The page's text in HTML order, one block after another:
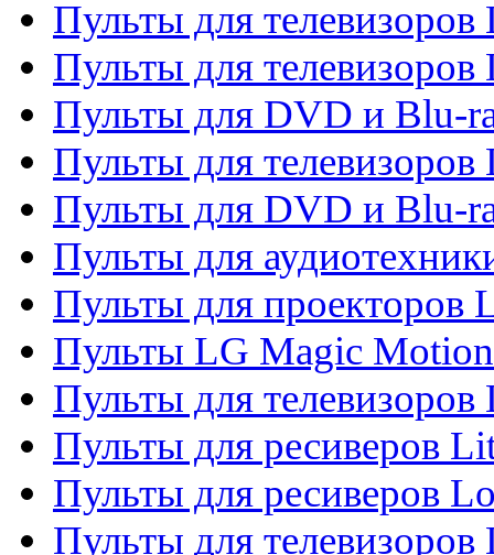
Пульты для телевизоров
Пульты для телевизоров
Пульты для DVD и Blu-
Пульты для телевизоров
Пульты для DVD и Blu-
Пульты для
Пульты для проекторов
Пульты LG Magic Motion
Пульты для
Пульты для ресиверов
Пульты для ресиверов
Пульты для телевизоров